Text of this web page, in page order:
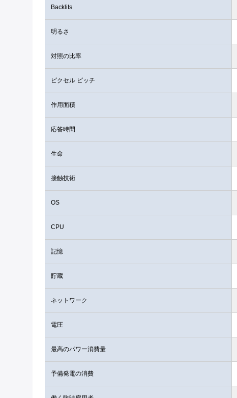
Backlits
明るさ
対照の比率
ピクセル ピッチ
作用面積
応答時間
生命
接触技術
OS
CPU
記憶
貯蔵
ネットワーク
電圧
最高のパワー消費量
予備発電の消費